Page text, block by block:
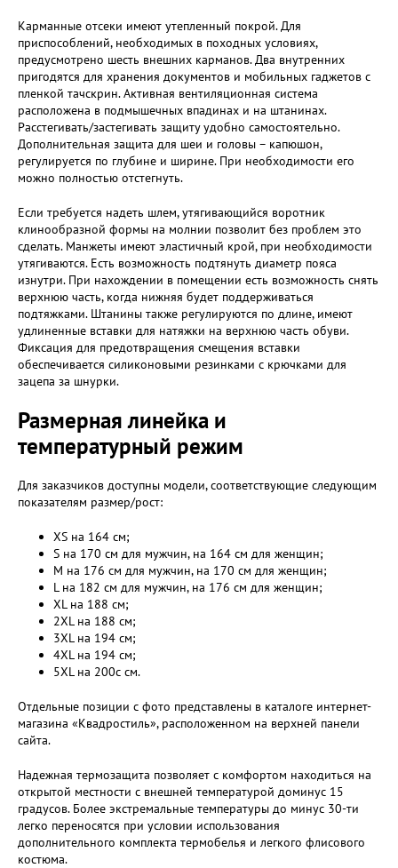
Карманные отсеки имеют утепленный покрой. Для
приспособлений, необходимых в походных условиях,
предусмотрено шесть внешних карманов. Два внутренних
пригодятся для хранения документов и мобильных гаджетов с
пленкой тачскрин. Активная вентиляционная система
расположена в подмышечных впадинах и на штанинах.
Расстегивать/застегивать защиту удобно самостоятельно.
Дополнительная защита для шеи и головы – капюшон,
регулируется по глубине и ширине. При необходимости его
можно полностью отстегнуть.
Если требуется надеть шлем, утягивающийся воротник
клинообразной формы на молнии позволит без проблем это
сделать. Манжеты имеют эластичный крой, при необходимости
утягиваются. Есть возможность подтянуть диаметр пояса
изнутри. При нахождении в помещении есть возможность снять
верхнюю часть, когда нижняя будет поддерживаться
подтяжками. Штанины также регулируются по длине, имеют
удлиненные вставки для натяжки на верхнюю часть обуви.
Фиксация для предотвращения смещения вставки
обеспечивается силиконовыми резинками с крючками для
зацепа за шнурки.
Размерная линейка и
температурный режим
Для заказчиков доступны модели, соответствующие следующим
показателям размер/рост:
XS на 164 см;
S на 170 см для мужчин, на 164 см для женщин;
M на 176 см для мужчин, на 170 см для женщин;
L на 182 см для мужчин, на 176 см для женщин;
XL на 188 см;
2XL на 188 см;
3XL на 194 см;
4XL на 194 см;
5XL на 200с см.
Отдельные позиции с фото представлены в каталоге интернет-
магазина «Квадростиль», расположенном на верхней панели
сайта.
Надежная термозащита позволяет с комфортом находиться на
открытой местности с внешней температурой доминус 15
градусов. Более экстремальные температуры до минус 30-ти
легко переносятся при условии использования
дополнительного комплекта термобелья и легкого флисового
костюма.